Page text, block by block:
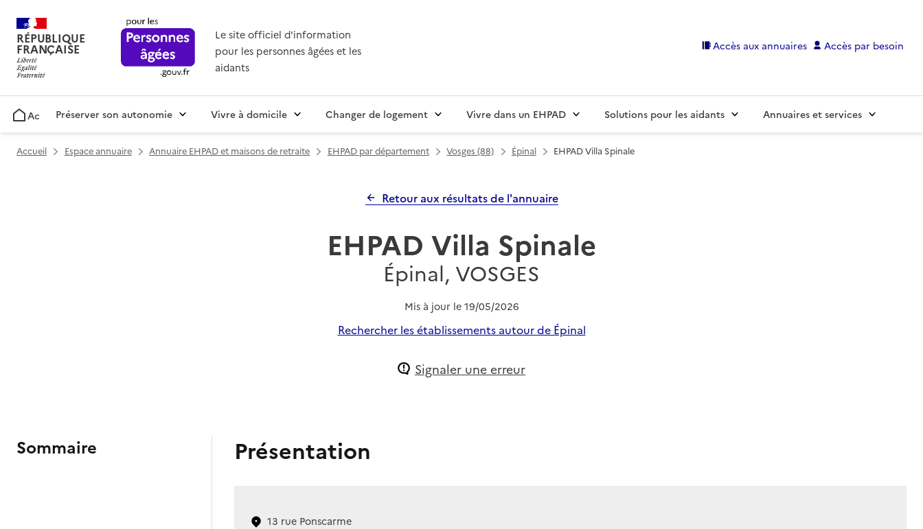
RÉPUBLIQUE
FRANÇAISE
Le site officiel d'information
pour les personnes âgées et les
aidants
Accès aux annuaires Accès par besoin
AccueilPréserver son autonomie Vivre à domicile Changer de logement Vivre dans un EHPAD Solutions pour les aidants Annuaires et services
Accueil Espace annuaire Annuaire EHPAD et maisons de retraite EHPAD par département Vosges (88) Épinal EHPAD Villa Spinale
Retour aux résultats de l'annuaire
EHPAD Villa Spinale
Épinal, VOSGES
Mis à jour le 19/05/2026
Rechercher les établissements autour de Épinal
Signaler une erreur
Sommaire Présentation
13 rue Ponscarme